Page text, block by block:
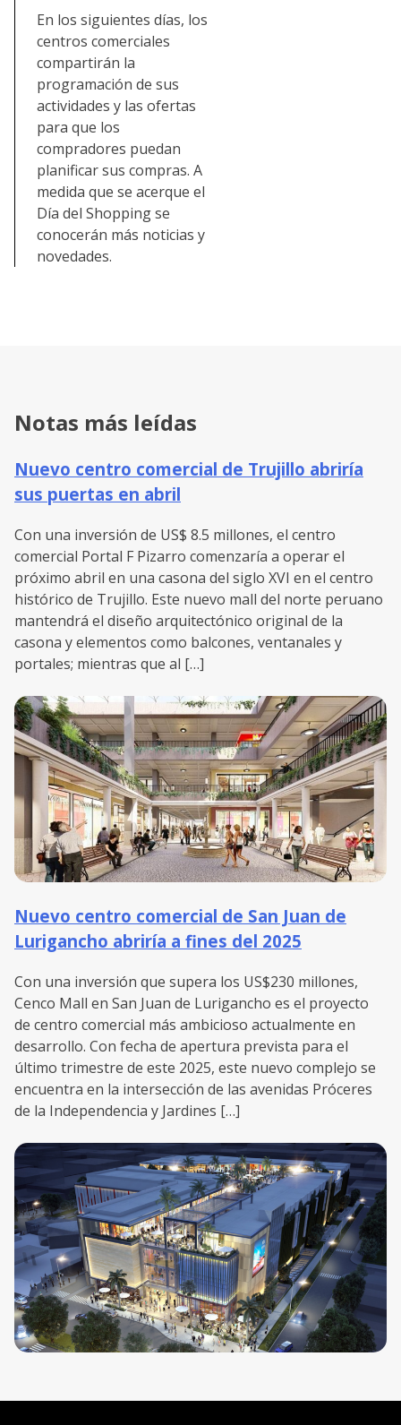
En los siguientes días, los
centros comerciales
compartirán la
programación de sus
actividades y las ofertas
para que los
compradores puedan
planificar sus compras. A
medida que se acerque el
Día del Shopping se
conocerán más noticias y
novedades.
Notas más leídas
Nuevo centro comercial de Trujillo abriría
sus puertas en abril
Con una inversión de US$ 8.5 millones, el centro
comercial Portal F Pizarro comenzaría a operar el
próximo abril en una casona del siglo XVI en el centro
histórico de Trujillo. Este nuevo mall del norte peruano
mantendrá el diseño arquitectónico original de la
casona y elementos como balcones, ventanales y
portales; mientras que al […]
Nuevo centro comercial de San Juan de
Lurigancho abriría a fines del 2025
Con una inversión que supera los US$230 millones,
Cenco Mall en San Juan de Lurigancho es el proyecto
de centro comercial más ambicioso actualmente en
desarrollo. Con fecha de apertura prevista para el
último trimestre de este 2025, este nuevo complejo se
encuentra en la intersección de las avenidas Próceres
de la Independencia y Jardines […]